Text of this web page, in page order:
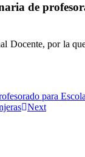
de
por la
para
Next